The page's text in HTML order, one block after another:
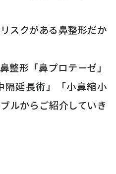
スクがある鼻整形だか
整形「鼻プロテーゼ」
隔延長術」「小鼻縮小
ルからご紹介していき